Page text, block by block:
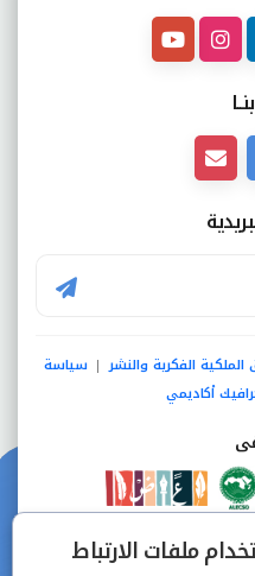
الفكرية والنشر | سياسة
أكاديمي
خلالملفات الارتباط